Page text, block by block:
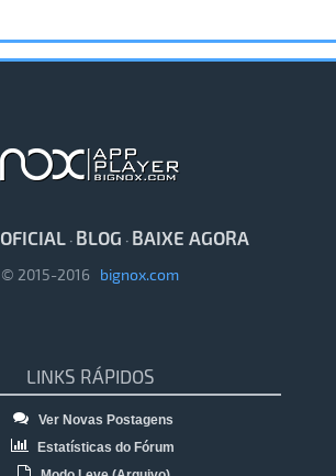
· BLOG · BAIXE AGORA
© 2015-2016 bignox.com
LINKS RÁPIDOS
Ver Novas Postagens
Estatísticas do Fórum